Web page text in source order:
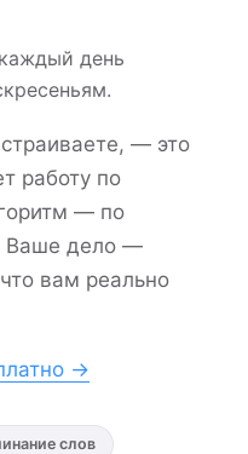
день
— это
работу по
— по
Ваше дело —
вам реально
→
слов